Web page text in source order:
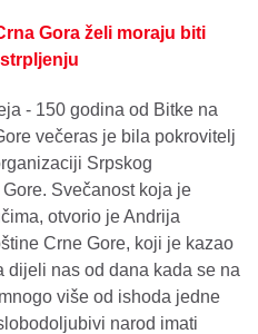
Gora želi moraju biti
- 150 godina od Bitke na
večeras je bila pokrovitelj
Srpskog
Svečanost koja je
otvorio je Andrija
Crne Gore, koji je kazao
dijeli nas od dana kada se na
više od ishoda jedne
narod imati